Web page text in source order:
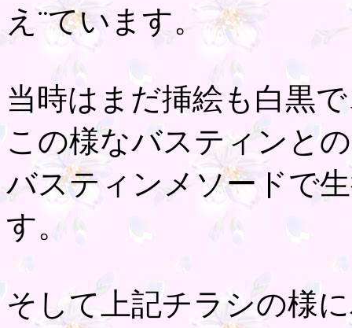
え¨ています。
当時はまだ挿絵も白黒
この様なバスティンと
バスティンメソードで
す。
そして上記チラシの様